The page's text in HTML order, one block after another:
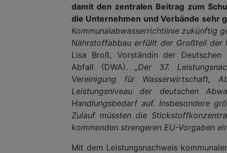
damit den zentralen Beitrag zum
die Unternehmen und Verbände sehr
Kommunalabwasserrichtlinie zukünftig
Nährstoffabbau erfüllt der Großteil der
Lisa Broß, Vorständin der Deutschen
Abfall (DWA). „Der 37.
Vereinigung für Wasserwirtschaft,
Leistungsniveau der deutschen
Handlungsbedarf auf. Insbesondere
Zulauf müssten die
kommenden strengeren EU-Vorgaben
Mit dem Leistungsnachweis